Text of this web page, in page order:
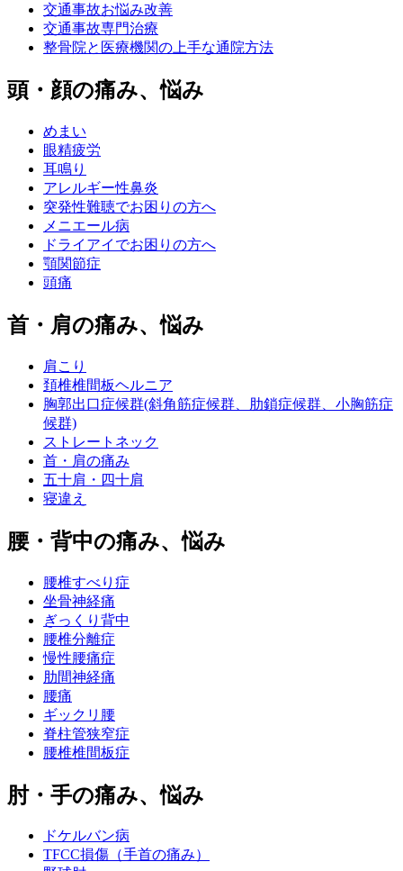
交通事故お悩み改善
交通事故専門治療
整骨院と医療機関の上手な通院方法
頭・顔の痛み、悩み
めまい
眼精疲労
耳鳴り
アレルギー性鼻炎
突発性難聴でお困りの方へ
メニエール病
ドライアイでお困りの方へ
顎関節症
頭痛
首・肩の痛み、悩み
肩こり
頚椎椎間板ヘルニア
胸郭出口症候群(斜角筋症候群、肋鎖症候群、小胸筋症
候群)
ストレートネック
首・肩の痛み
五十肩・四十肩
寝違え
腰・背中の痛み、悩み
腰椎すべり症
坐骨神経痛
ぎっくり背中
腰椎分離症
慢性腰痛症
肋間神経痛
腰痛
ギックリ腰
脊柱管狭窄症
腰椎椎間板症
肘・手の痛み、悩み
ドケルバン病
TFCC損傷（手首の痛み）